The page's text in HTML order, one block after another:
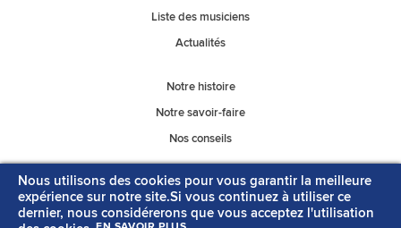
Liste des musiciens
Actualités
Notre histoire
Notre savoir-faire
Nos conseils
Nos catalogues
Nous utilisons des cookies pour vous garantir la meilleure
expérience sur notre site.Si vous continuez à utiliser ce
dernier, nous considérerons que vous acceptez l'utilisation